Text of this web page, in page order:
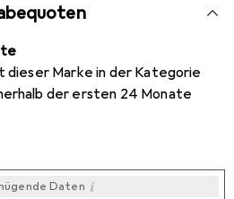
Marke in der Kategorie
der ersten 24 Monate
Daten i